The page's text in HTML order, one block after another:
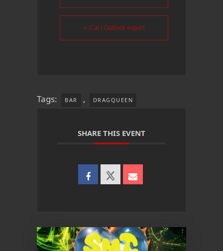
+ iCal / Outlook export
Tags: BAR , DRAGQUEEN
SHARE THIS EVENT